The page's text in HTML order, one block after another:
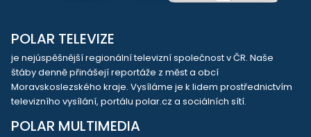
POLAR TELEVIZE
je nejúspěšnější regionální televizní společnost v ČR. Naše
štáby denně přinášejí reportáže z měst a obcí
Moravskoslezského kraje. Vysíláme je k lidem prostřednictvím
televizního vysílání, portálu polar.cz a sociálních sítí.
POLAR MULTIMEDIA